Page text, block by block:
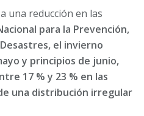
una reducción en las
para la Prevención,
el invierno
y principios de junio,
17 % y 23 % en las
una distribución irregular